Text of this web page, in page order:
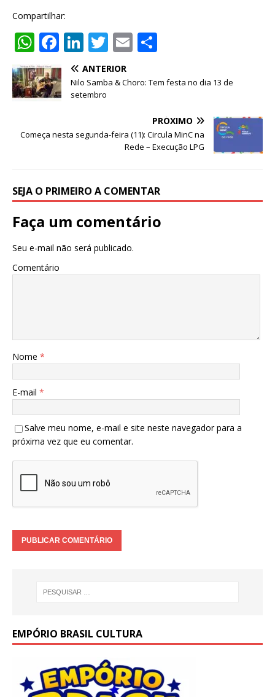
Compartilhar:
W
h
at
s
p
F
a
c
e
o
Li
n
k
e
n
T
w
it
E
ai ar
ANTERIOR
Nilo Samba & Choro: Tem festa no dia 13 de
setembro
PRÓXIMO
Começa nesta segunda-feira (11): Circula MinC na
Rede – Execução LPG
SEJA O PRIMEIRO A COMENTAR
Faça um comentário
Seu e-mail não será publicado.
Comentário
Nome *
E-mail *
Salve meu nome, e-mail e site neste navegador para a
próxima vez que eu comentar.
EMPÓRIO BRASIL CULTURA